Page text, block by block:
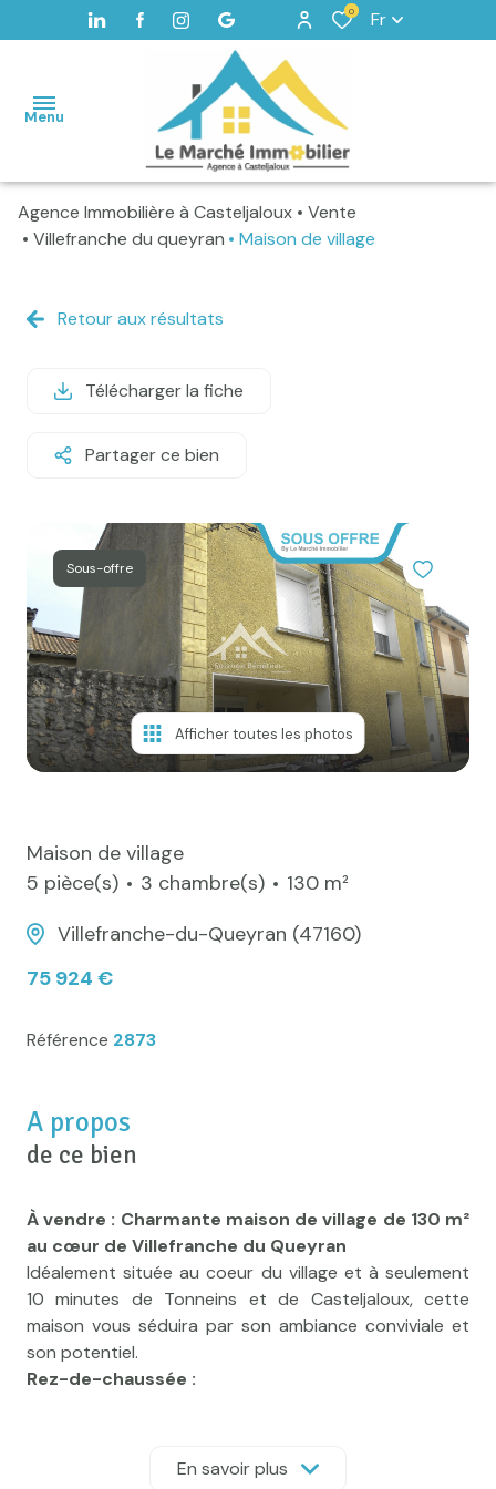
0 Fr
Menu
Accueil
Terrains
Home
Actualités
Newsletter
Honoraires
Contact
Agence Immobilière à Casteljaloux
Vente
Villefranche du queyran
Maison de village
Retour aux résultats
Télécharger la fiche
Partager ce bien
Sous-offre
Afficher toutes les photos
Maison de village
5 pièce(s)
3 chambre(s)
130 m²
Villefranche-du-Queyran (47160)
75 924 €
Référence 2873
A propos
de ce bien
À vendre : Charmante maison de village de 130 m²
au cœur de Villefranche du Queyran
Idéalement située au coeur du village et à seulement
10 minutes de Tonneins et de Casteljaloux, cette
maison vous séduira par son ambiance conviviale et
son potentiel.
Rez-de-chaussée :
pour les repas en plein air, qui donne sur une petite
En savoir plus